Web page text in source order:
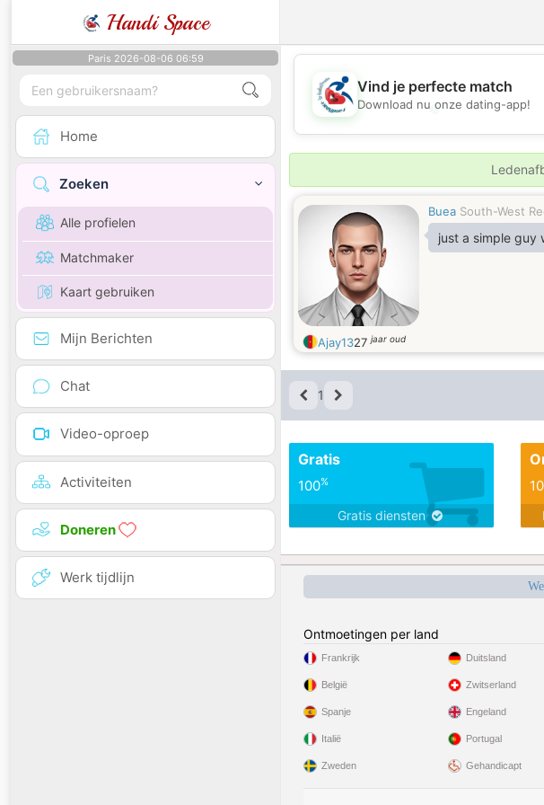
Handi Space
Paris 2026-08-06 06:59
Home
Zoeken
Alle profielen
Matchmaker
Kaart gebruiken
Mijn Berichten
Chat
Video-oproep
Activiteiten
Doneren
Werk tijdlijn
💖
Vind je perfecte match
Download nu onze dating-app!
Buea South-West
just a simple guy
Ajay1327jaar oud
1
Gratis
100%
Gratis diensten
Ontmoetingen per land
Frankrijk
België
Spanje
Italië
Zweden
Duitsland
Zwitserland
Engeland
Portugal
Gehandicapt